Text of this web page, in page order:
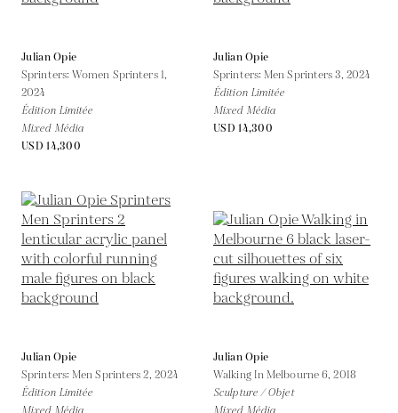
Julian Opie
Sprinters: Women Sprinters 1,
2024
Édition Limitée
Mixed Média
USD 14,300
Julian Opie
Sprinters: Men Sprinters 3, 2024
Édition Limitée
Mixed Média
USD 14,300
Julian Opie
Sprinters: Men Sprinters 2, 2024
Édition Limitée
Julian Opie
Walking In Melbourne 6,2018
Sculpture / Objet